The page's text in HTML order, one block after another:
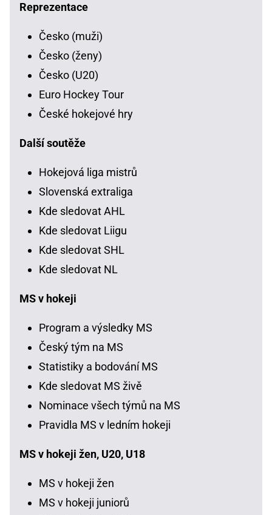
Reprezentace
Česko (muži)
Česko (ženy)
Česko (U20)
Euro Hockey Tour
České hokejové hry
Další soutěže
Hokejová liga mistrů
Slovenská extraliga
Kde sledovat AHL
Kde sledovat Liigu
Kde sledovat SHL
Kde sledovat NL
MS v hokeji
Program a výsledky MS
Český tým na MS
Statistiky a bodování MS
Kde sledovat MS živě
Nominace všech týmů na MS
Pravidla MS v ledním hokeji
MS v hokeji žen, U20, U18
MS v hokeji žen
MS v hokeji juniorů